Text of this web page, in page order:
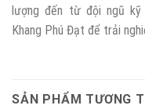
lượng đến từ đội ngũ kỹ
Khang Phú Đạt để trải
SẢN PHẨM TƯƠNG